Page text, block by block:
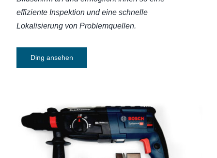
effiziente Inspektion und eine schnelle
Lokalisierung von Problemquellen.
Ding ansehen